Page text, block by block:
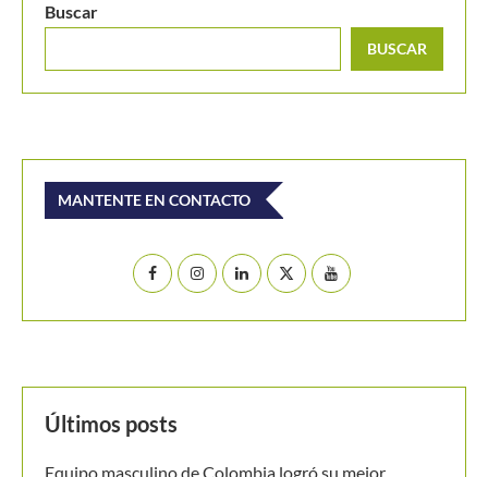
Buscar
BUSCAR
MANTENTE EN CONTACTO